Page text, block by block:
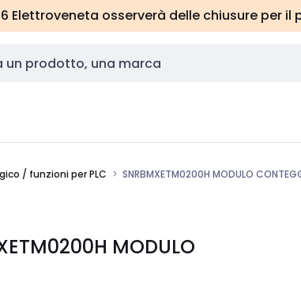
Elettroveneta osserverà delle chiusure per il
/ funzioni per PLC SNRBMXETM0200H MODULO
MODULO